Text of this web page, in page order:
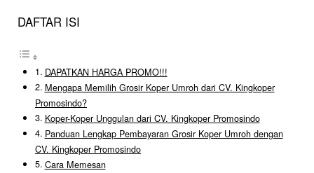
DAFTAR ISI
DAPATKAN HARGA PROMO!!!
Mengapa Memilih Grosir Koper Umroh dari CV. Kingkoper
Promosindo?
Koper-Koper Unggulan dari CV. Kingkoper Promosindo
Panduan Lengkap Pembayaran Grosir Koper Umroh dengan
CV. Kingkoper Promosindo
Cara Memesan